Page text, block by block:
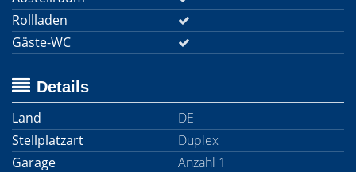
Rollladen
Gäste-WC
Details
Land
DE
Stellplatzart
Duplex
Garage
Anzahl 1